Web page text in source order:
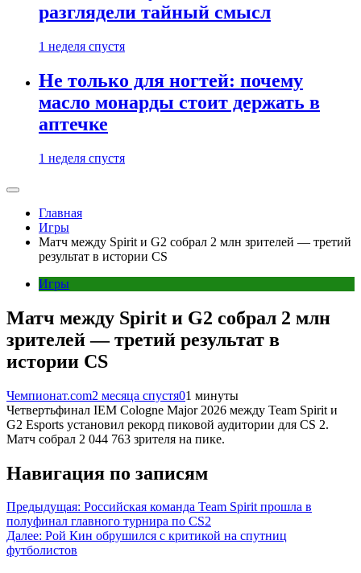
разглядели тайный смысл
1 неделя спустя
Не только для ногтей: почему
масло монарды стоит держать в
аптечке
1 неделя спустя
Главная
Игры
Матч между Spirit и G2 собрал 2 млн зрителей — третий
результат в истории CS
Игры
Матч между Spirit и G2 собрал 2 млн
зрителей — третий результат в
истории CS
Чемпионат.com2 месяца спустя01 минуты
Четвертьфинал IEM Cologne Major 2026 между Team Spirit и
G2 Esports установил рекорд пиковой аудитории для CS 2.
Матч собрал 2 044 763 зрителя на пике.
Навигация по записям
Предыдущая: Российская команда Team Spirit прошла в
полуфинал главного турнира по CS2
Далее: Рой Кин обрушился с критикой на спутниц
футболистов